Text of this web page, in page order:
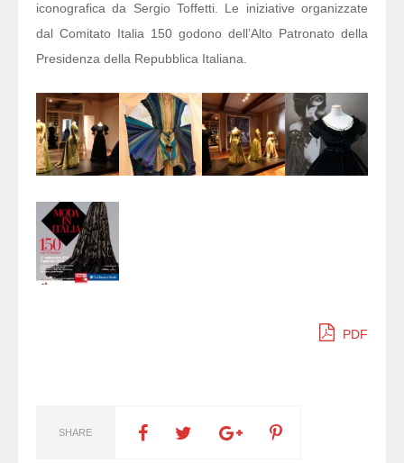
iconografica da Sergio Toffetti. Le iniziative organizzate
dal Comitato Italia 150 godono dell’Alto Patronato della
Presidenza della Repubblica Italiana.
PDF
SHARE